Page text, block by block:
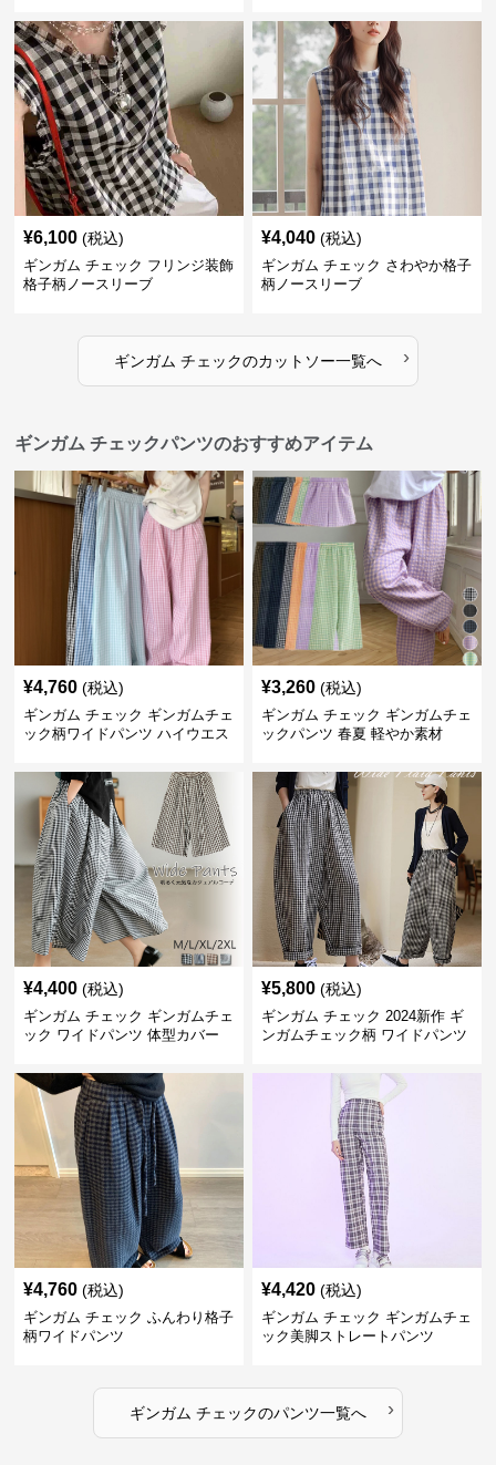
¥6,100 (税込)
ギンガム チェック フリンジ装飾
格子柄ノースリーブ
¥4,040 (税込)
ギンガム チェック さわやか格子
柄ノースリーブ
ギンガム チェックのカットソー一覧へ ›
ギンガム チェックパンツのおすすめアイテム
¥4,760 (税込)
ギンガム チェック ギンガムチェ
ック柄ワイドパンツ ハイウエス
¥3,260 (税込)
ギンガム チェック ギンガムチェ
ックパンツ 春夏 軽やか素材
¥4,400 (税込)
ギンガム チェック ギンガムチェ
ック ワイドパンツ 体型カバー
¥5,800 (税込)
ギンガム チェック 2024新作 ギ
ンガムチェック柄 ワイドパンツ
¥4,760 (税込)
ギンガム チェック ふんわり格子
柄ワイドパンツ
¥4,420 (税込)
ギンガム チェック ギンガムチェ
ック美脚ストレートパンツ
ギンガム チェックのパンツ一覧へ ›